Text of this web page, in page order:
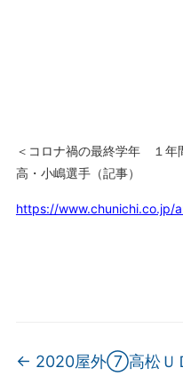
＜コロナ禍の最終学年 １
高・小嶋選手（記事）
https://www.chunichi.co.jp/
← 2020屋外⑦高松Ｕ